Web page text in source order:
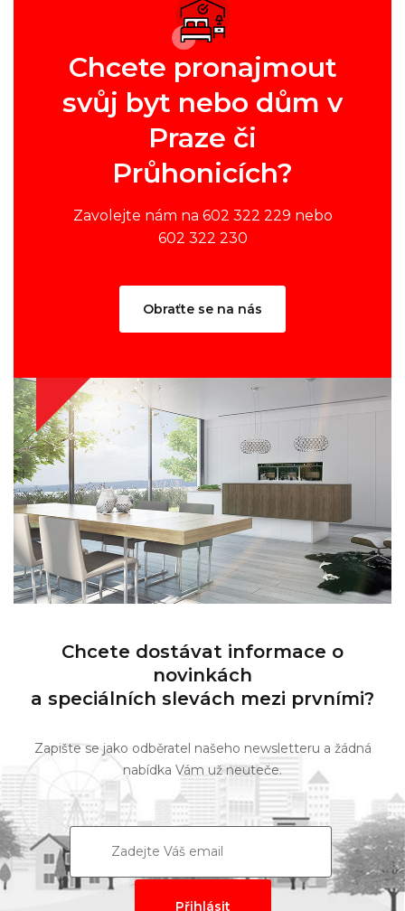
Chcete pronajmout
svůj byt nebo dům v
Praze či
Průhonicích?
Zavolejte nám na 602 322 229 nebo
602 322 230
Obraťte se na nás
Chcete dostávat informace o
novinkách
a speciálních slevách mezi prvními?
Zapište se jako odběratel našeho newsletteru a žádná
nabídka Vám už neuteče.